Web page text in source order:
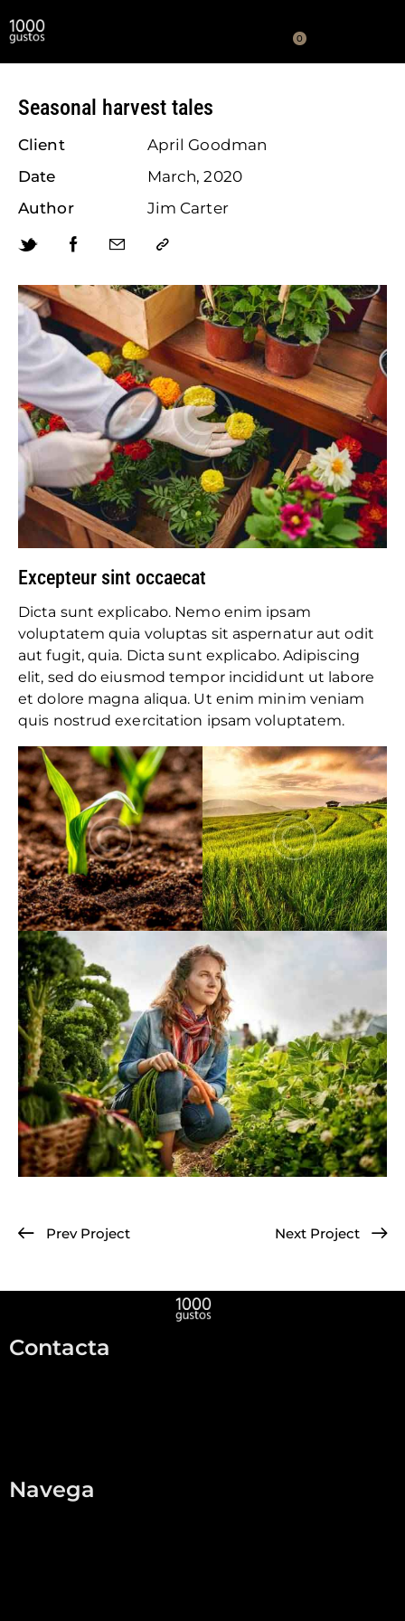
0
Seasonal harvest tales
Client
April Goodman
Date
March, 2020
Author
Jim Carter
Excepteur sint occaecat
Dicta sunt explicabo. Nemo enim ipsam
voluptatem quia voluptas sit aspernatur aut odit
aut fugit, quia. Dicta sunt explicabo. Adipiscing
elit, sed do eiusmod tempor incididunt ut labore
et dolore magna aliqua. Ut enim minim veniam
quis nostrud exercitation ipsam voluptatem.
Prev Project Next Project
Contacta
Navega